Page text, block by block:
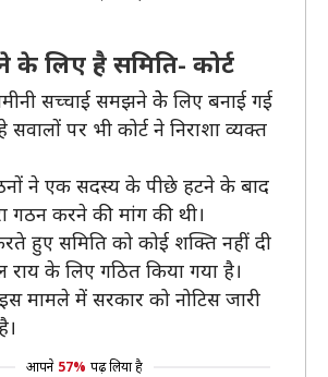
के लिए है समिति- कोर्ट
सच्चाई समझने केे लिए बनाई गई
पर भी कोर्ट ने निराशा व्यक्त
ने एक सदस्य के पीछे हटने के बाद
गठन करने की मांग की थी।
हुए समिति को कोई शक्ति नहीं दी
के लिए गठित किया गया है।
मामले में सरकार को नोटिस जारी
आपने 57% पढ़ लिया है